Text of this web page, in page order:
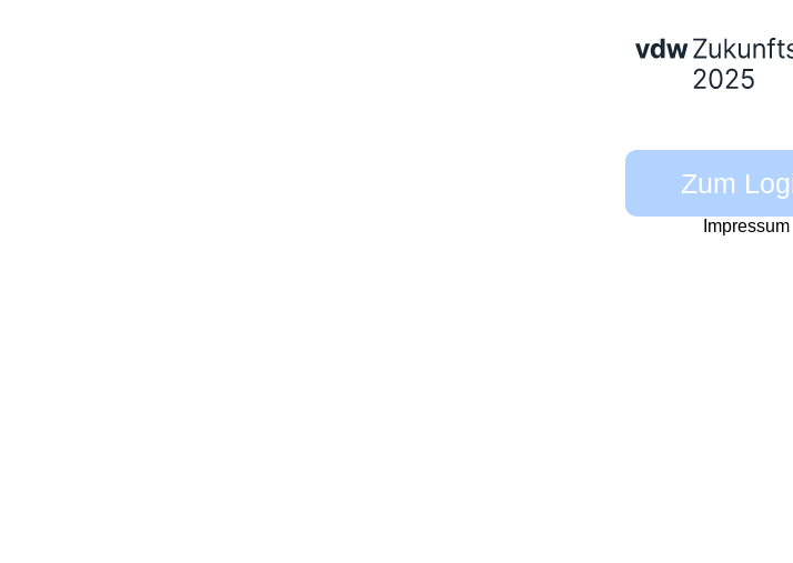
Zum
Impressum